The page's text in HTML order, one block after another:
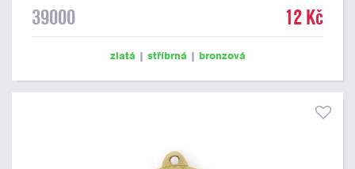
39000 12 Kč
zlatá | stříbrná | bronzová